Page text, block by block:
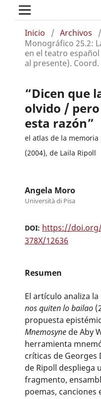
Inicio / Archivos /
Monográfico 25.2:
en el teatro
al presente).
“Dicen que
olvido /
esta razón”
el atlas de la
(2004), de Laila Ripoll
Angela Moro
Università di Pisa
DOI: https://doi.org/
378X/12636
Resumen
El artículo analiza
nos quiten lo bailao
propuesta
Mnemosynede Aby
herramienta
críticas de Georges
de Ripoll despliega
fragmento,
poemas, canciones